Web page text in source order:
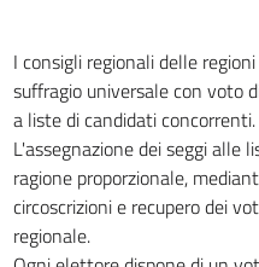
17
18
19
20
I consigli regionali delle
suffragio universale con voto
a liste di candidati concorrenti.
L'assegnazione dei seggi
ragione proporzionale,
circoscrizioni e recupero dei
regionale.